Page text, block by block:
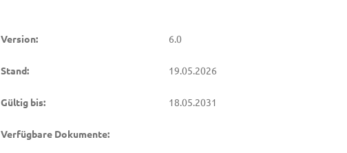
Version: 6.0
Stand: 19.05.2026
Gültig bis: 18.05.2031
Verfügbare Dokumente: